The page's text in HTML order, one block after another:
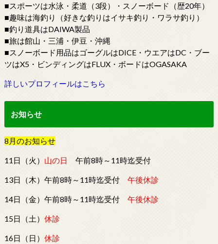
■スポーツは水泳・柔道（3段）・スノーボード（歴20年）
■趣味は海釣り（好きな釣りはイサキ釣り・ワラサ釣り）
■釣り道具はDAIWA製品
■旅は館山・三浦・伊豆・沖縄
■スノーボード用品はゴーグルはDICE・ウエアはDC・ブー
ツはX5・ビンディングはFLUX・ボードはOGASAKA
詳しいプロフィールはこちら
お知らせ
8 月のお知らせ
11日（火） 山の日 午前8時～11時迄受付
13日（木）午前8時～11時迄受付 午後休診
14日（金）午前8時～11時迄受付 午後休診
15日（土） 休診
16日（日） 休診